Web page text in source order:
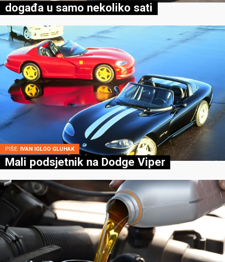
događa u samo nekoliko sati
PIŠE: IVAN IGLOO GLUHAK
Mali podsjetnik na Dodge Viper